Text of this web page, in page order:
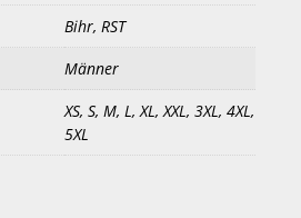
Bihr, RST
Männer
XS, S, M, L, XL, XXL, 3XL, 4XL,
5XL